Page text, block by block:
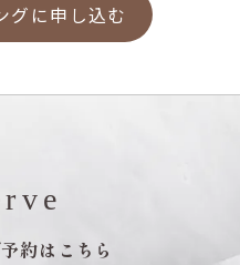
グに申し込む
約はこちら